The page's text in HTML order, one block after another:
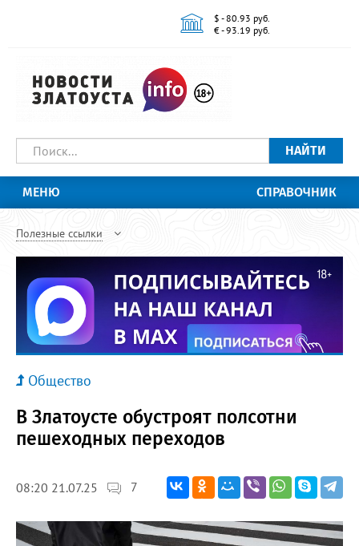
$ - 80.93 руб.
€ - 93.19 руб.
НАЙТИ
МЕНЮ СПРАВОЧНИК
Полезные ссылки
Общество
В Златоусте обустроят полсотни
пешеходных переходов
08:20 21.07.25 7